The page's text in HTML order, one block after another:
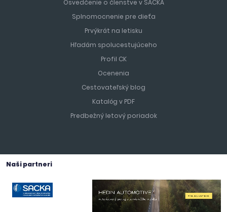
Osvedčenie o členstve v SACKA
Splnomocnenie pre dieťa
Prvýkrát na letisku
Hľadám spolucestujúceho
Profil CK
Ocenenia
Cestovateľský blog
Katalóg v PDF
Predbežný letový poriadok
Naši partneri